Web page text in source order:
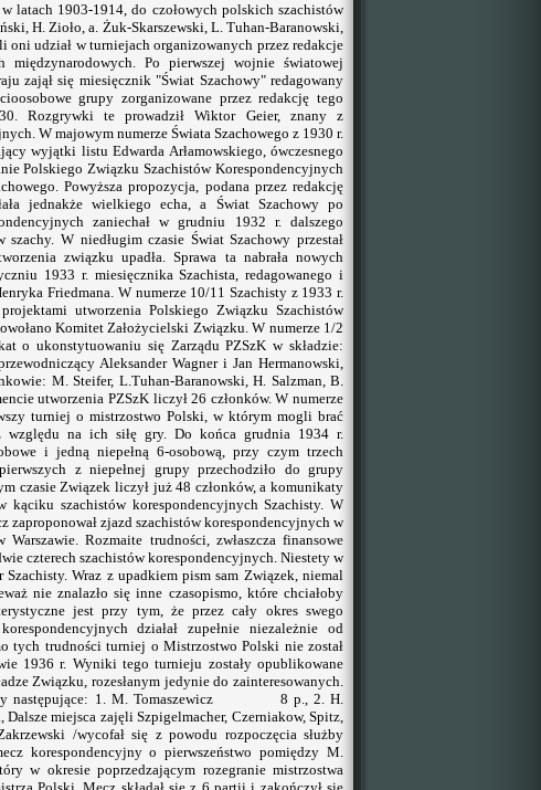
latach 1903-1914, do czołowych polskich szachistów
H. Zioło, a. Żuk-Skarszewski, L. Tuhan-Baranowski,
oni udział w turniejach organizowanych przez redakcje
Po pierwszej wojnie światowej
zajął się miesięcznik "Świat Szachowy" redagowany
grupy zorganizowane przez redakcję tego
Rozgrywki te prowadził Wiktor Geier, znany z
W majowym numerze Świata Szachowego z 1930 r.
wyjątki listu Edwarda Arłamowskiego, ówczesnego
Polskiego Związku Szachistów Korespondencyjnych
Powyższa propozycja, podana przez redakcję
jednakże wielkiego echa, a Świat Szachowy po
zaniechał w grudniu 1932 r. dalszego
W niedługim czasie Świat Szachowy przestał
związku upadła. Sprawa ta nabrała nowych
1933 r. miesięcznika Szachista, redagowanego i
Friedmana. W numerze 10/11 Szachisty z 1933 r.
utworzenia Polskiego Związku Szachistów
Komitet Założycielski Związku. W numerze 1/2
o ukonstytuowaniu się Zarządu PZSzK w składzie:
Aleksander Wagner i Jan Hermanowski,
M. Steifer, L.Tuhan-Baranowski, H. Salzman, B.
utworzenia PZSzK liczył 26 członków. W numerze
turniej o mistrzostwo Polski, w którym mogli brać
względu na ich siłę gry. Do końca grudnia 1934 r.
i jedną niepełną 6-osobową, przy czym trzech
z niepełnej grupy przechodziło do grupy
czasie Związek liczył już 48 członków, a komunikaty
kąciku szachistów korespondencyjnych Szachisty. W
zaproponował zjazd szachistów korespondencyjnych w
Rozmaite trudności, zwłaszcza finansowe
czterech szachistów korespondencyjnych. Niestety w
Wraz z upadkiem pism sam Związek, niemal
nie znalazło się inne czasopismo, które chciałoby
jest przy tym, że przez cały okres swego
działał zupełnie niezależnie od
tych trudności turniej o Mistrzostwo Polski nie został
1936 r. Wyniki tego turnieju zostały opublikowane
Związku, rozesłanym jedynie do zainteresowanych.
następujące: 1. M. Tomaszewicz 8 p., 2. H.
miejsca zajęli Szpigelmacher, Czerniakow, Spitz,
/wycofał się z powodu rozpoczęcia służby
korespondencyjny o pierwszeństwo pomiędzy M.
w okresie poprzedzającym rozegranie mistrzostwa